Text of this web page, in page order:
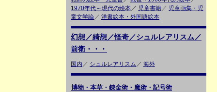
1970年代～現代の絵本／ 児童書籍／ 児童画集・児
童文学論／ 洋書絵本・外国語絵本
幻想／綺想／怪奇／シュルレアリスム／
前衛・・・
国内 ／ シュルレアリスム ／ 海外
博物・本草・錬金術・魔術・記号術